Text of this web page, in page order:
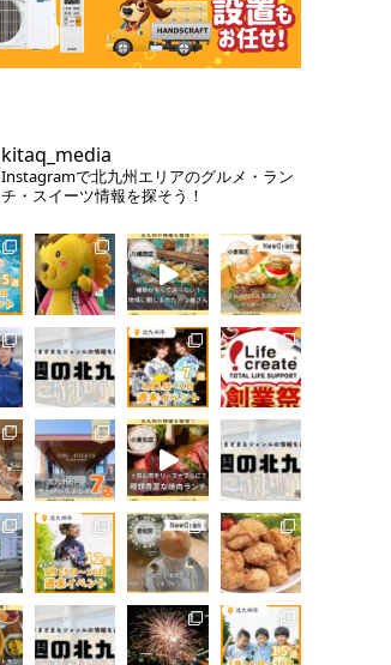
kitaq_media
Instagramで北九州エリアのグルメ・ラン
チ・スイーツ情報を探そう！